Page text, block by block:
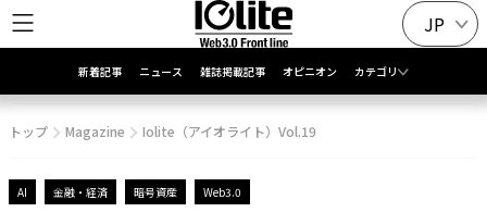
JP
新着記事 ニュース 雑誌掲載記事 オピニオン カテゴリ
トップ Magazine Iolite（アイオライト）Vol.19
AI 金融・経済 暗号資産 Web3.0